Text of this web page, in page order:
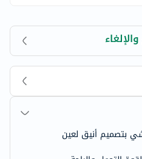
بتصميم أنيق لعين